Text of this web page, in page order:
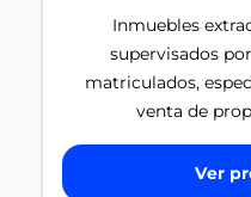
Inmuebles
supervisados
matriculados,
venta de
Ver